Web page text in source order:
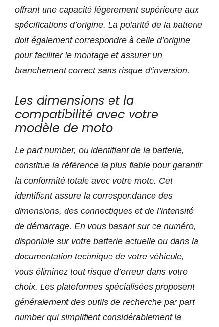
offrant une capacité légèrement supérieure aux
spécifications d’origine. La polarité de la batterie
doit également correspondre à celle d’origine
pour faciliter le montage et assurer un
branchement correct sans risque d’inversion.
Les dimensions et la
compatibilité avec votre
modèle de moto
Le part number, ou identifiant de la batterie,
constitue la référence la plus fiable pour garantir
la conformité totale avec votre moto. Cet
identifiant assure la correspondance des
dimensions, des connectiques et de l’intensité
de démarrage. En vous basant sur ce numéro,
disponible sur votre batterie actuelle ou dans la
documentation technique de votre véhicule,
vous éliminez tout risque d’erreur dans votre
choix. Les plateformes spécialisées proposent
généralement des outils de recherche par part
number qui simplifient considérablement la